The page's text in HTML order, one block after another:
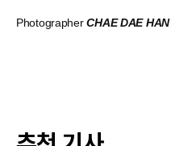
PhotographerCHAE DAE HAN